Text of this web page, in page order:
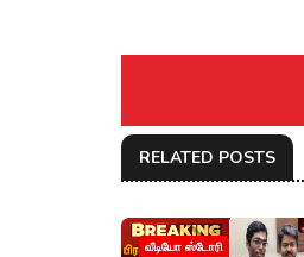
RELATED POSTS
வீடியோ ஸ்டோரி